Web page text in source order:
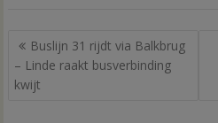
Bericht
navigatie
Buslijn 31 rijdt via Balkbrug
– Linde raakt busverbinding
kwijt